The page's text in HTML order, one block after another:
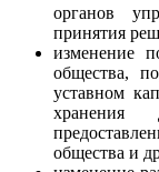
органов
принятия
изменение
общества,
уставном
хранения
общества и